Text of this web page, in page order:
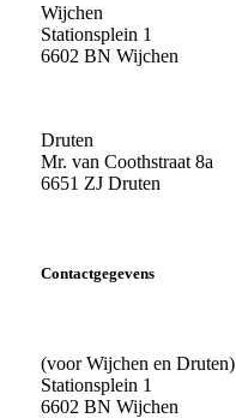
Wijchen
Stationsplein 1
6602 BN Wijchen
Druten
Mr. van Coothstraat 8a
6651 ZJ Druten
Contactgegevens
(voor Wijchen en Druten)
Stationsplein 1
6602 BN Wijchen